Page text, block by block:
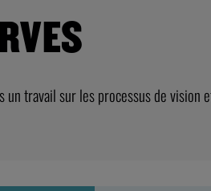
un travail sur les processus de